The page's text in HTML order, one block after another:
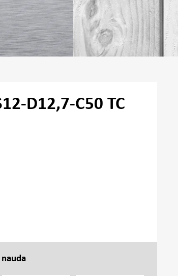
D12,7-C50 TC